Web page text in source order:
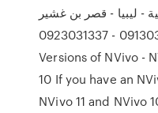
- ليبيا - قصر بن غشير
0913031337 - 0923031337 Download Older
Versions of NVivo -
10 If you have an
NVivo 11 and NVivo